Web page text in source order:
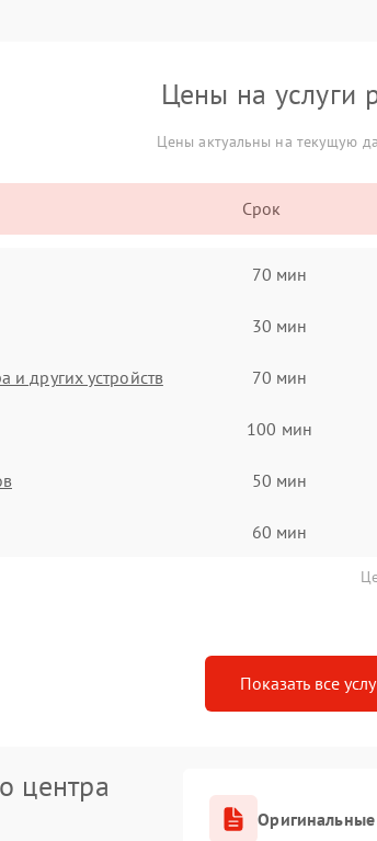
Цены на услуги
Цены актуальны на текущую
Срок
70 мин
30 мин
и других устройств 70 мин
100 мин
50 мин
60 мин
Показать все
центра